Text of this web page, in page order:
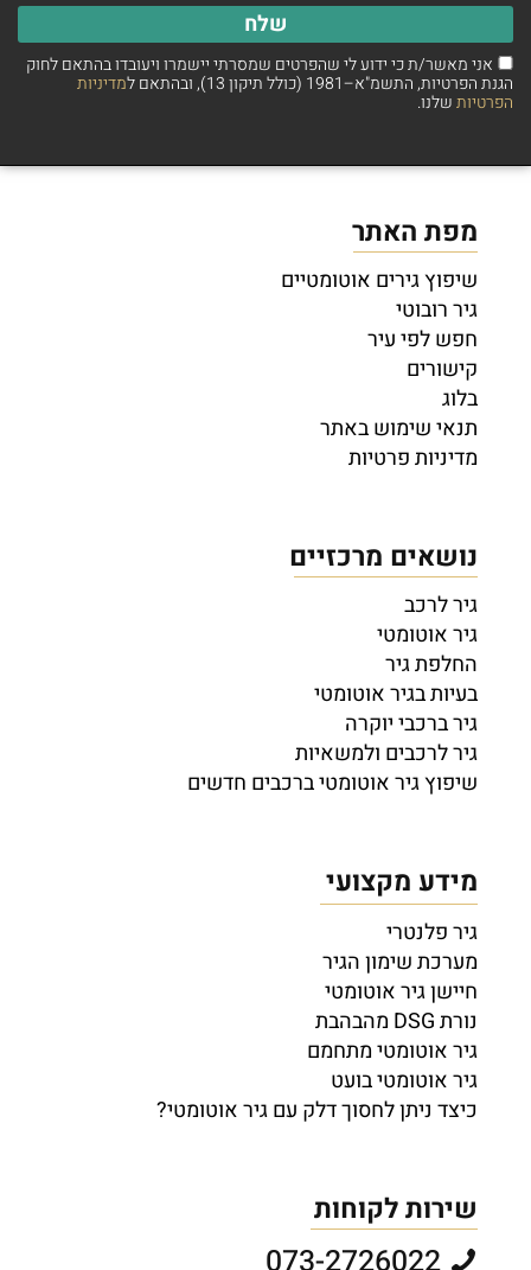
אני מאשר/ת כי ידוע לי שהפרטים שמסרתי יישמרו ויעובדו בהתאם לחוק
הגנת הפרטיות, התשמ"א–1981 (כולל תיקון 13), ובהתאם ל מדיניות
הפרטיותשלנו.
שלח
מפת האתר
שיפוץ גירים אוטומטיים
גיר רובוטי
חפש לפי עיר
קישורים
בלוג
תנאי שימוש באתר
מדיניות פרטיות
נושאים מרכזיים
גיר לרכב
גיר אוטומטי
החלפת גיר
בעיות בגיר אוטומטי
גיר ברכבי יוקרה
גיר לרכבים ולמשאיות
שיפוץ גיר אוטומטי ברכבים חדשים
מידע מקצועי
גיר פלנטרי
מערכת שימון הגיר
חיישן גיר אוטומטי
נורת DSG מהבהבת
גיר אוטומטי מתחמם
גיר אוטומטי בועט
כיצד ניתן לחסוך דלק עם גיר אוטומטי?
שירות לקוחות